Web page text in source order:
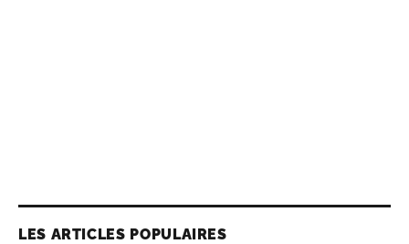
LES ARTICLES POPULAIRES